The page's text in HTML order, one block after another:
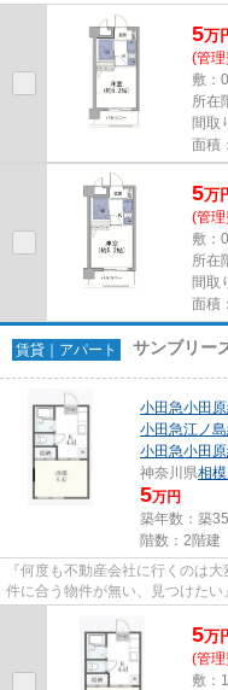
ースを利用して、エリアを問...
5万
(管
敷：
所在
間取
面積
5万
(管
敷：
所在
間取
面積
賃貸｜アパート サンブリー
小田急小田
小田急江ノ
小田急小田
神奈川県相
5万円
築年数：築
階数：2階建
『何度も不動産会社に行くのは
件に合う物件が無い、見つけた
5万
(管
敷：